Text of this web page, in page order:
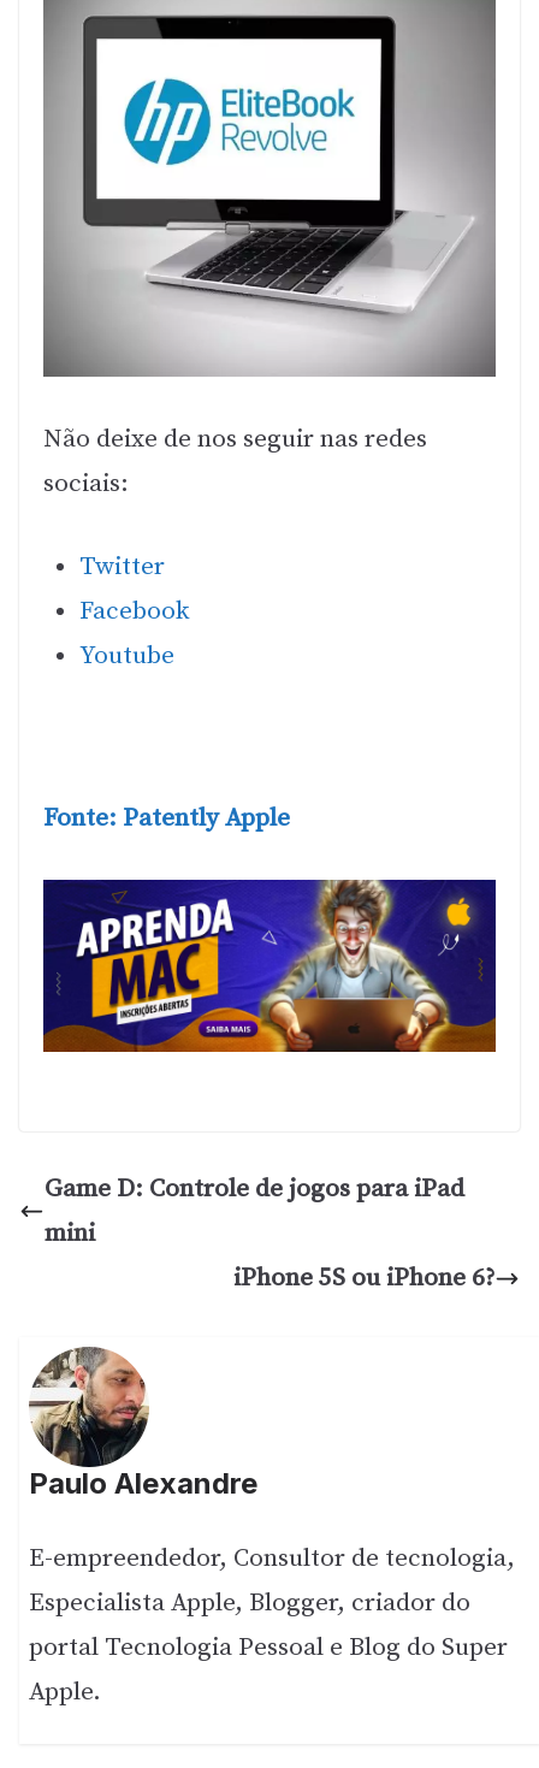
Não deixe de nos seguir nas redes
sociais:
Twitter
Facebook
Youtube
Fonte: Patently Apple
Game D: Controle de jogos para iPad
mini
iPhone 5S ou iPhone 6?
Paulo Alexandre
E-empreendedor, Consultor de tecnologia,
Especialista Apple, Blogger, criador do
portal Tecnologia Pessoal e Blog do Super
Apple.